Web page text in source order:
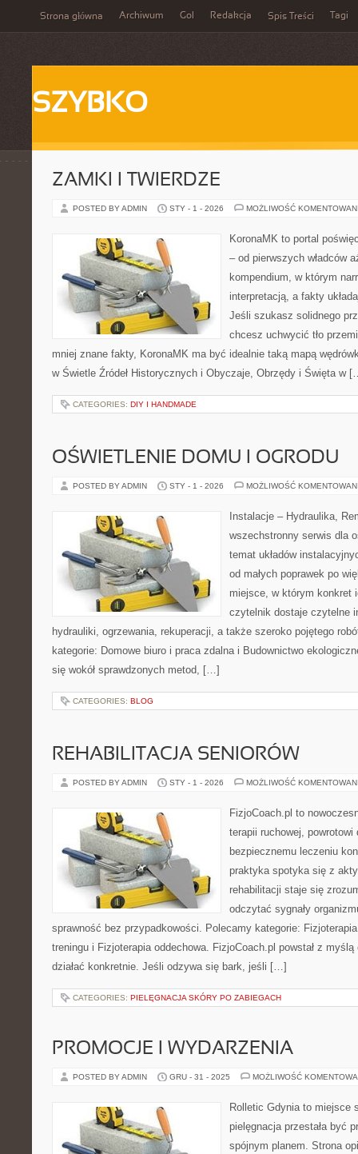
Strona główna Archiwum Gol Redakcja Spis Treści Tagi
SZYBKO
ZAMKI I TWIERDZE
POSTED BY ADMIN STY - 1 - 2026 MOŻLIWOŚĆ
KoronaMK to portal
– od pierwszych władców
kompendium, w którym
interpretacją, a fakty
Jeśli szukasz solidnego
chcesz uchwycić tło
mniej znane fakty, KoronaMK ma być idealnie taką mapą
w Świetle Źródeł Historycznych i Obyczaje, Obrzędy i Święta w
CATEGORIES: DIY I HANDMADE
OŚWIETLENIE DOMU I OGRODU
POSTED BY ADMIN STY - 1 - 2026 MOŻLIWOŚĆ
Instalacje – Hydraulika,
wszechstronny serwis dla
temat układów
od małych poprawek po
miejsce, w którym konkret
czytelnik dostaje czytelne
hydrauliki, ogrzewania, rekuperacji, a także szeroko pojętego
kategorie: Domowe biuro i praca zdalna i Budownictwo
się wokół sprawdzonych metod, […]
CATEGORIES: BLOG
REHABILITACJA SENIORÓW
POSTED BY ADMIN STY - 1 - 2026 MOŻLIWOŚĆ
FizjoCoach.pl to
terapii ruchowej, powrotowi
bezpiecznemu leczeniu
praktyka spotyka się z
rehabilitacji staje się
odczytać sygnały
sprawność bez przypadkowości. Polecamy kategorie:
treningu i Fizjoterapia oddechowa. FizjoCoach.pl powstał z
działać konkretnie. Jeśli odzywa się bark, jeśli […]
CATEGORIES: PIELĘGNACJA SKÓRY PO ZABIEGACH
PROMOCJE I WYDARZENIA
POSTED BY ADMIN GRU - 31 - 2025 MOŻLIWOŚĆ
Rolletic Gdynia to miejsce
pielęgnacja przestała być
spójnym planem. Strona